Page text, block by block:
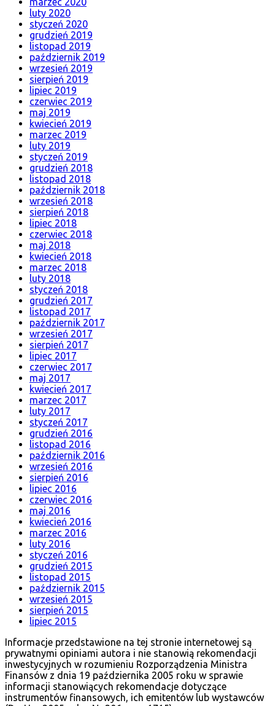
luty 2020
styczeń 2020
grudzień 2019
listopad 2019
październik 2019
wrzesień 2019
sierpień 2019
lipiec 2019
czerwiec 2019
maj 2019
kwiecień 2019
marzec 2019
luty 2019
styczeń 2019
grudzień 2018
listopad 2018
październik 2018
wrzesień 2018
sierpień 2018
lipiec 2018
czerwiec 2018
maj 2018
kwiecień 2018
marzec 2018
luty 2018
styczeń 2018
grudzień 2017
listopad 2017
październik 2017
wrzesień 2017
sierpień 2017
lipiec 2017
czerwiec 2017
maj 2017
kwiecień 2017
marzec 2017
luty 2017
styczeń 2017
grudzień 2016
listopad 2016
październik 2016
wrzesień 2016
sierpień 2016
lipiec 2016
czerwiec 2016
maj 2016
kwiecień 2016
marzec 2016
luty 2016
styczeń 2016
grudzień 2015
listopad 2015
październik 2015
wrzesień 2015
sierpień 2015
lipiec 2015
Informacje przedstawione na tej stronie internetowej są
prywatnymi opiniami autora i nie stanowią rekomendacji
inwestycyjnych w rozumieniu Rozporządzenia Ministra
Finansów z dnia 19 października 2005 roku w sprawie
informacji stanowiących rekomendacje dotyczące
instrumentów finansowych, ich emitentów lub wystawców